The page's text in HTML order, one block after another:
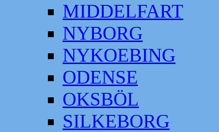
MIDDELFART
NYBORG
NYKOEBING
ODENSE
OKSBÖL
SILKEBORG